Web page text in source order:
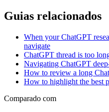
Guias relacionados
When your ChatGPT
navigate
ChatGPT thread is too
Navigating ChatGPT
How to review a long
How to highlight the best
Comparado com